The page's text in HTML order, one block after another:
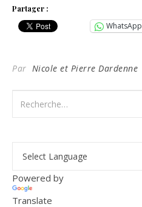
Partager :
WhatsApp
Par Nicole et Pierre Dardenne
Powered by
Translate